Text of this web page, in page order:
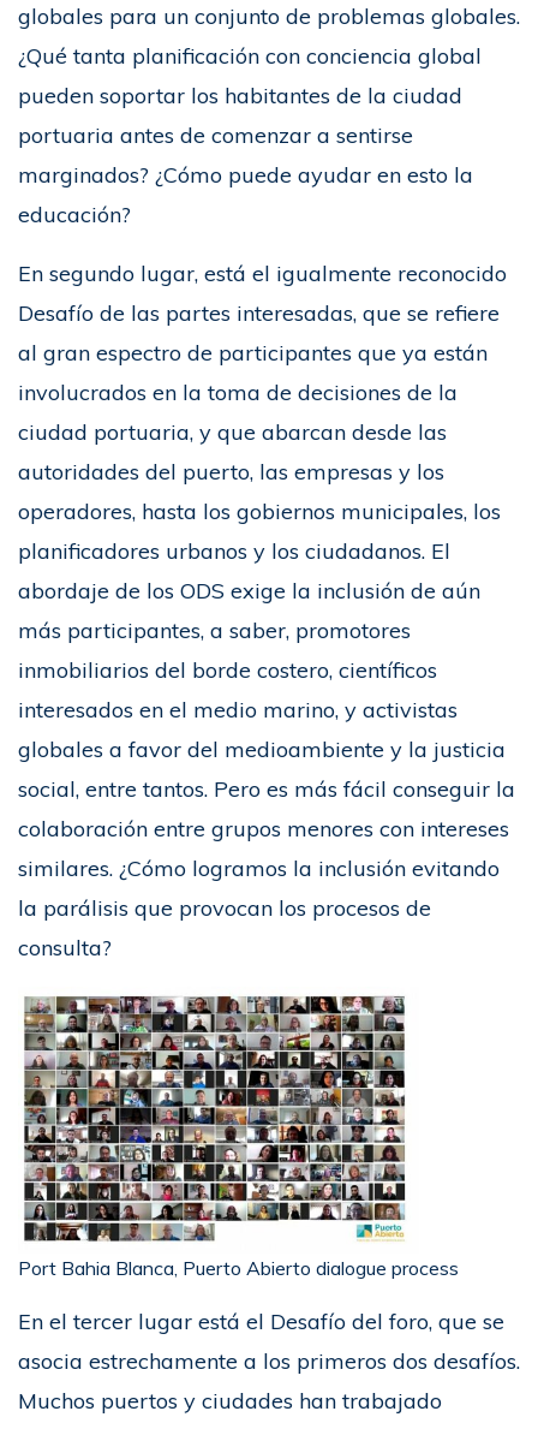
globales para un conjunto de problemas globales.
¿Qué tanta planificación con conciencia global
pueden soportar los habitantes de la ciudad
portuaria antes de comenzar a sentirse
marginados? ¿Cómo puede ayudar en esto la
educación?
En segundo lugar, está el igualmente reconocido
Desafío de las partes interesadas, que se refiere
al gran espectro de participantes que ya están
involucrados en la toma de decisiones de la
ciudad portuaria, y que abarcan desde las
autoridades del puerto, las empresas y los
operadores, hasta los gobiernos municipales, los
planificadores urbanos y los ciudadanos. El
abordaje de los ODS exige la inclusión de aún
más participantes, a saber, promotores
inmobiliarios del borde costero, científicos
interesados en el medio marino, y activistas
globales a favor del medioambiente y la justicia
social, entre tantos. Pero es más fácil conseguir la
colaboración entre grupos menores con intereses
similares. ¿Cómo logramos la inclusión evitando
la parálisis que provocan los procesos de
consulta?
Port Bahia Blanca, Puerto Abierto dialogue process
En el tercer lugar está el Desafío del foro, que se
asocia estrechamente a los primeros dos desafíos.
Muchos puertos y ciudades han trabajado